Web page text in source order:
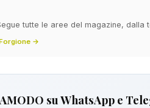
tutte le aree del magazine,
→
su WhatsApp e